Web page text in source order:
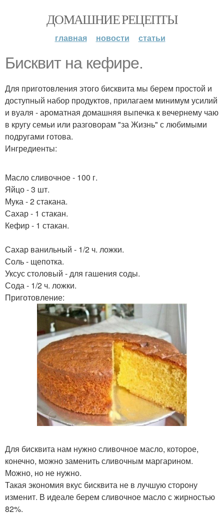
ДОМАШНИЕ РЕЦЕПТЫ
главная новости статьи
Бисквит на кефире.
Для приготовления этого бисквита мы берем простой и
доступный набор продуктов, прилагаем минимум усилий
и вуаля - ароматная домашняя выпечка к вечернему чаю
в кругу семьи или разговорам "за Жизнь" с любимыми
подругами готова.
Ингредиенты:
Масло сливочное - 100 г.
Яйцо - 3 шт.
Мука - 2 стакана.
Сахар - 1 стакан.
Кефир - 1 стакан.
Сахар ванильный - 1/2 ч. ложки.
Соль - щепотка.
Уксус столовый - для гашения соды.
Сода - 1/2 ч. ложки.
Приготовление:
Для бисквита нам нужно сливочное масло, которое,
конечно, можно заменить сливочным маргарином.
Можно, но не нужно.
Такая экономия вкус бисквита не в лучшую сторону
изменит. В идеале берем сливочное масло с жирностью
82%.